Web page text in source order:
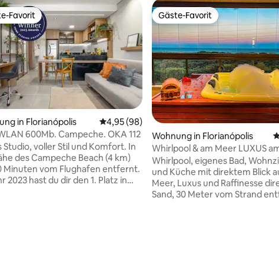
4,89 von 5, 140 Bewertungen
Favorit
Favorit
in Florianópolis Durchschnittliche Bewertung: 4,95 von 5,
4,95 (98)
600Mb. Campeche. OKA 112
Studio, voller Stil und Komfort. In
des Campeche Beach (4 km)
Minuten vom Flughafen entfernt.
2023 hast du dir den 1. Platz in
Gäste-Favorit
Gäste-Favorit
Wohnung in Florianópolis
Whirlpool & am Meer LUXUS
Suiten
Whirlpool, eigenes Bad,
und Küche mit direktem Blick
Meer, Luxus und Raffinesse
Sand, 30 Meter vom Strand